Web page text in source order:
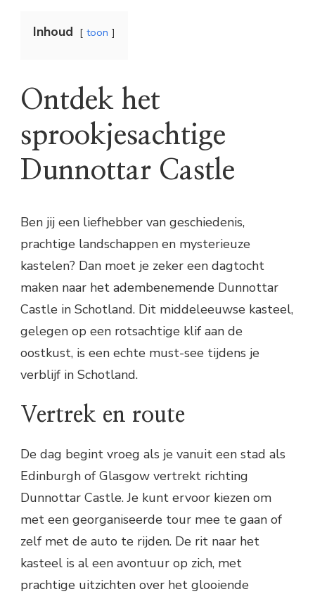
Inhoud toon
Ontdek het
sprookjesachtige
Dunnottar Castle
Ben jij een liefhebber van geschiedenis,
prachtige landschappen en mysterieuze
kastelen? Dan moet je zeker een dagtocht
maken naar het adembenemende Dunnottar
Castle in Schotland. Dit middeleeuwse kasteel,
gelegen op een rotsachtige klif aan de
oostkust, is een echte must-see tijdens je
verblijf in Schotland.
Vertrek en route
De dag begint vroeg als je vanuit een stad als
Edinburgh of Glasgow vertrekt richting
Dunnottar Castle. Je kunt ervoor kiezen om
met een georganiseerde tour mee te gaan of
zelf met de auto te rijden. De rit naar het
kasteel is al een avontuur op zich, met
prachtige uitzichten over het glooiende